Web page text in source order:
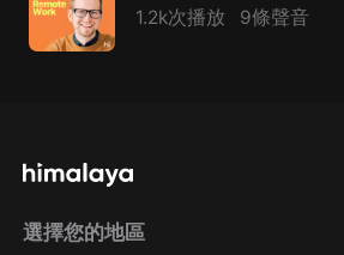
1.2k次播放 9條聲音
選擇您的地區